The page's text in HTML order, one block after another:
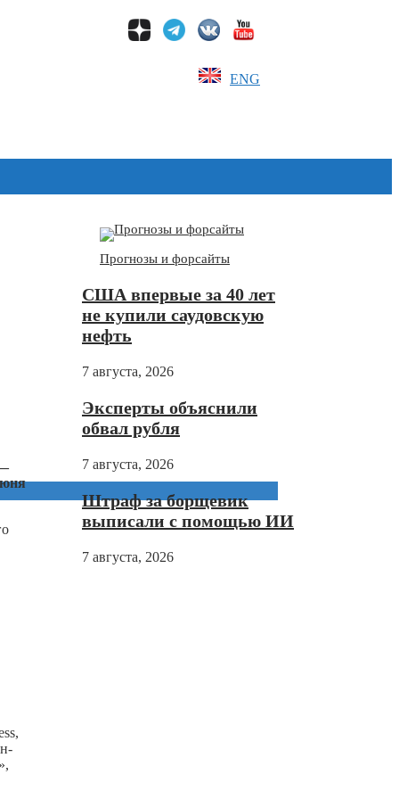
ENG
Прогнозы и форсайты
США впервые за 40 лет
не купили саудовскую
нефть
7 августа, 2026
Эксперты объяснили
обвал рубля
7 августа, 2026
Штраф за борщевик
выписали с помощью ИИ
7 августа, 2026